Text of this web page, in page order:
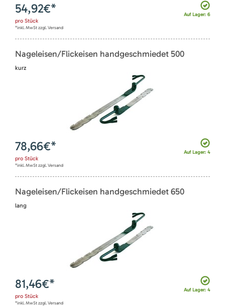
Auf Lager: 6
54,92€*
pro Stück
*inkl. MwSt zzgl. Versand
Nageleisen/Flickeisen handgeschmiedet 500
kurz
Auf Lager: 4
78,66€*
pro Stück
*inkl. MwSt zzgl. Versand
Nageleisen/Flickeisen handgeschmiedet 650
lang
Auf Lager: 4
81,46€*
pro Stück
*inkl. MwSt zzgl. Versand